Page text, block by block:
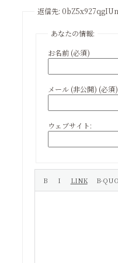
返信先:
あなたの情報:
お名前 (必須)
メール (非公開) (必須
ウェブサイト: